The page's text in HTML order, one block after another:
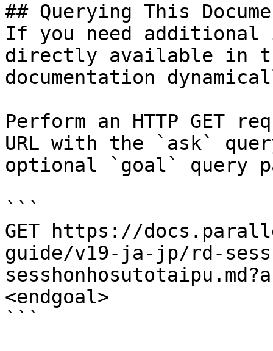
## Querying This
If you need
directly available in
documentation
Perform an HTTP GET
URL with the `ask`
optional `goal` query
```
GET https://
guide/v19-ja-jp/rd-
<endgoal>
```